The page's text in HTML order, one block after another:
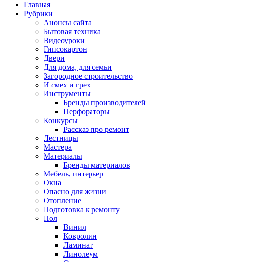
Главная
Рубрики
Анонсы сайта
Бытовая техника
Видеоуроки
Гипсокартон
Двери
Для дома, для семьи
Загородное строительство
И смех и грех
Инструменты
Бренды производителей
Перфораторы
Конкурсы
Рассказ про ремонт
Лестницы
Мастера
Материалы
Бренды материалов
Мебель, интерьер
Окна
Опасно для жизни
Отопление
Подготовка к ремонту
Пол
Винил
Ковролин
Ламинат
Линолеум